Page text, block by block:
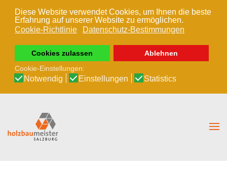
Diese Website verwendet Cookies, um Ihnen die beste
Erfahrung auf unserer Website zu ermöglichen.
Cookie-Richtlinie
Datenschutz-Bestimmungen
Cookies zulassen
Ablehnen
Cookie-Einstellungen:
Notwendig Einstellungen Statistics
Zum Hauptinhalt springen